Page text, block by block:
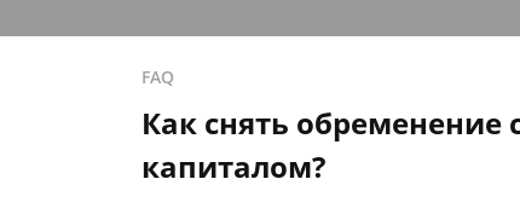
FAQ
Как снять
капиталом?